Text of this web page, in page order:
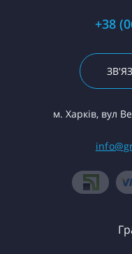
+38
м. Харків, вул